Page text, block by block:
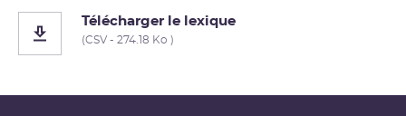
Télécharger le lexique
(CSV - 274.18 Ko )